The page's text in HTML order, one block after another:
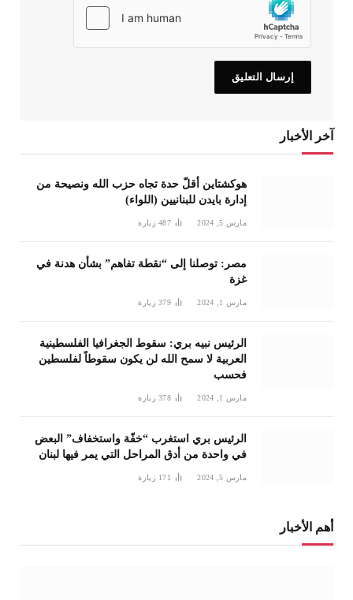
آخر الأخبار
هوكشتاين أقلّ حدة تجاه حزب الله ونصيحة من
إدارة بايدن للبنانيين (اللواء)
مارس 5, 2024 487 زيارة
مصر: توصلنا إلى “نقطة تفاهم” بشأن هدنة في
غزة
مارس 1, 2024 379 زيارة
الرئيس نبيه بري: سقوط الجغرافيا الفلسطينية
العربية لا سمح الله لن يكون سقوطاً لفلسطين
فحسب
مارس 1, 2024 378 زيارة
الرئيس بري استغرب “خفّة واستخفاف” البعض
في واحدة من أدق المراحل التي يمر فيها لبنان
مارس 5, 2024 171 زيارة
أهم الأخبار